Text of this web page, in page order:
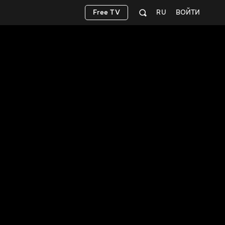
ВОЙТИ
RU
Free TV